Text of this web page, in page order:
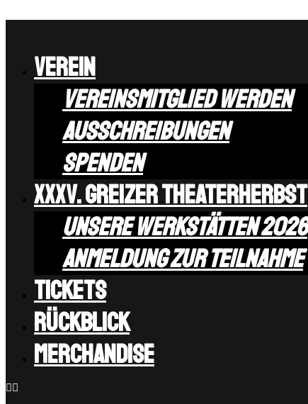
Verein
Vereinsmitglied werden
Ausschreibungen
Spenden
XXXV. Greizer Theaterherbst
Unsere Werkstätten 2026
Anmeldung zur Teilnahme
Tickets
Rückblick
Merchandise